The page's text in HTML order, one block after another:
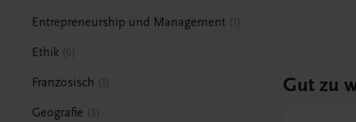
Entrepreneurship und Management 1
Ethik 6
Französisch 1
Geografie 3
Gut zu